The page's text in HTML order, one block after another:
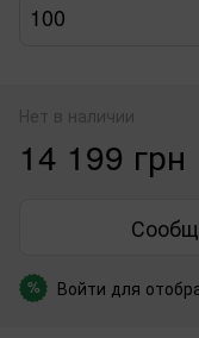
100
Нет в наличии
14 199 грн
% Войти для